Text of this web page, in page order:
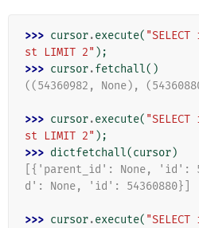
>>> cursor.execute(
st LIMIT 2" );
>>> cursor.fetchall()
((54360982, None),
>>> cursor.execute(
st LIMIT 2" );
>>> dictfetchall(cursor)
[{'parent_id': None, 'id':
d': None, 'id': 54360880}]
>>> cursor.execute(